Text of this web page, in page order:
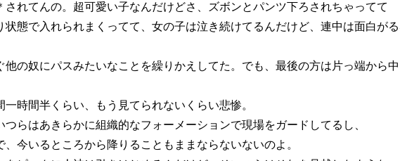
されてんの。超可愛い子なんだけどさ、ズボンとパンツ下ろされちゃってて
状態で入れられまくってて、女の子は泣き続けてるんだけど、連中は面白が
他の奴にパスみたいなことを繰りかえしてた。でも、最後の方は片っ端から
時間半くらい、もう見てられないくらい悲惨。
らはあきらかに組織的なフォーメーションで現場をガードしてるし、
今いるところから降りることもままならないないのよ。